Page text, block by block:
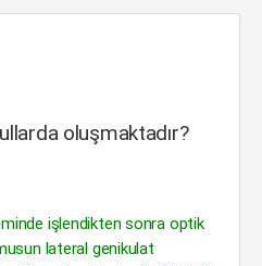
oluşmaktadır?
işlendikten sonra optik
lateral genikulat